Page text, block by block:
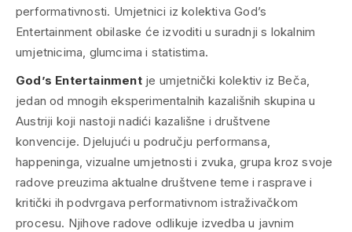
performativnosti. Umjetnici iz kolektiva God’s
Entertainment obilaske će izvoditi u suradnji s lokalnim
umjetnicima, glumcima i statistima.
God’s Entertainmentje umjetnički kolektiv iz Beča,
jedan od mnogih eksperimentalnih kazališnih skupina u
Austriji koji nastoji nadići kazališne i društvene
konvencije. Djelujući u području performansa,
happeninga, vizualne umjetnosti i zvuka, grupa kroz svoje
radove preuzima aktualne društvene teme i rasprave i
kritički ih podvrgava performativnom istraživačkom
procesu. Njihove radove odlikuje izvedba u javnim